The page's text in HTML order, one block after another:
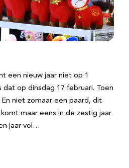
een nieuw jaar niet op 1
dat op dinsdag 17 februari. Toen
niet zomaar een paard, dit
maar eens in de zestig jaar
jaar vol…